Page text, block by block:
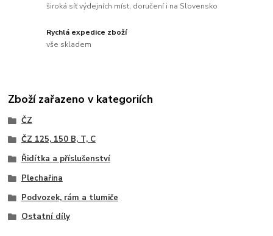
široká síť výdejních míst, doručení i na Slovensko
Rychlá expedice zboží
vše skladem
Zboží zařazeno v kategoriích
ČZ
ČZ 125, 150 B, T, C
Řidítka a příslušenství
Plechařina
Podvozek, rám a tlumiče
Ostatní díly